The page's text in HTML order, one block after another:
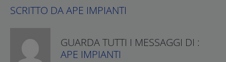
SCRITTO DAAPE IMPIANTI
GUARDA TUTTI I MESSAGGI DI :
APE IMPIANTI